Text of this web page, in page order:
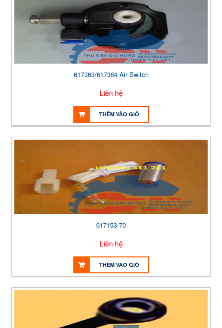
617363/617364 Air Switch
Liên hệ
THÊM VÀO GIỎ
617153-70
Liên hệ
THÊM VÀO GIỎ